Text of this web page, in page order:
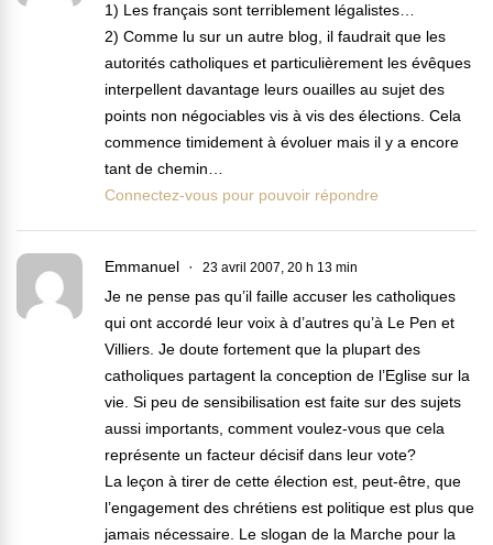
1) Les français sont terriblement légalistes…
2) Comme lu sur un autre blog, il faudrait que les
autorités catholiques et particulièrement les évêques
interpellent davantage leurs ouailles au sujet des
points non négociables vis à vis des élections. Cela
commence timidement à évoluer mais il y a encore
tant de chemin…
Connectez-vous pour pouvoir répondre
Emmanuel 23 avril 2007, 20 h 13 min
Je ne pense pas qu’il faille accuser les catholiques
qui ont accordé leur voix à d’autres qu’à Le Pen et
Villiers. Je doute fortement que la plupart des
catholiques partagent la conception de l’Eglise sur la
vie. Si peu de sensibilisation est faite sur des sujets
aussi importants, comment voulez-vous que cela
représente un facteur décisif dans leur vote?
La leçon à tirer de cette élection est, peut-être, que
l’engagement des chrétiens est politique est plus que
jamais nécessaire. Le slogan de la Marche pour la